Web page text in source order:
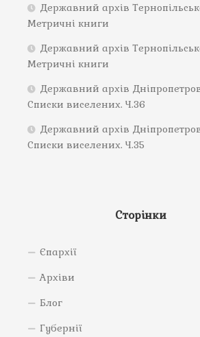
Державний архів
Метричні книги
Державний архів
Метричні книги
Державний архів
Списки виселених. Ч.36
Державний архів
Списки виселених. Ч.35
Сторінки
Єпархії
Архіви
Блог
Губернії